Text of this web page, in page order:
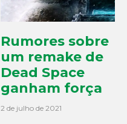
Rumores sobre
um remake de
Dead Space
ganham força
2 de julho de 2021